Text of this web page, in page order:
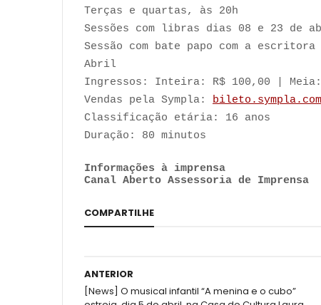
Terças e quartas, às 20h
Sessões com libras dias 08 e 23 de
Sessão com bate papo com a
Abril
Ingressos: Inteira: R$ 100,00 | Meia:
Vendas pela Sympla:
Classificação etária: 16 anos
Duração: 80 minutos
Informações à imprensa
Canal Aberto Assessoria de Imprensa
COMPARTILHE
ANTERIOR
[News] O musical infantil “A menina e o cubo”